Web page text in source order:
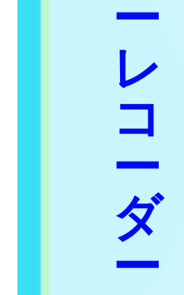
ー
レ
コ
ー
ダ
ー